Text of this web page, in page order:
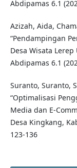
Abdipamas 6.1
Azizah, Aida,
“Pendampingan
Desa Wisata
Abdipamas 6.1
Suranto, Suranto,
“Optimalisasi
Media dan E-
Desa Kingkang,
123-136